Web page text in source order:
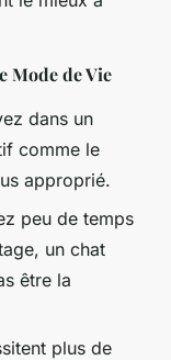
Mode de Vie
dans un
comme le
approprié.
peu de temps
un chat
être la
plus de